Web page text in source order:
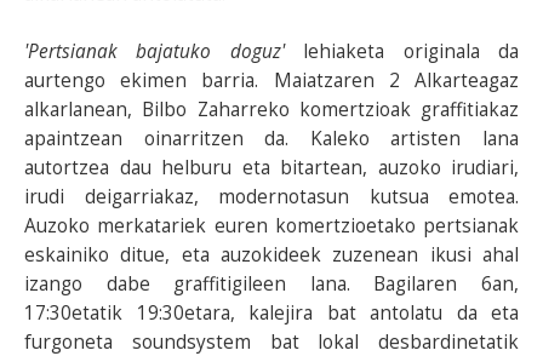
'Pertsianak bajatuko doguz'lehiaketa originala da
aurtengo ekimen barria. Maiatzaren 2 Alkarteagaz
alkarlanean, Bilbo Zaharreko komertzioak graffitiakaz
apaintzean oinarritzen da. Kaleko artisten lana
autortzea dau helburu eta bitartean, auzoko irudiari,
irudi deigarriakaz, modernotasun kutsua emotea.
Auzoko merkatariek euren komertzioetako pertsianak
eskainiko ditue, eta auzokideek zuzenean ikusi ahal
izango dabe graffitigileen lana. Bagilaren 6an,
17:30etatik 19:30etara, kalejira bat antolatu da eta
furgoneta soundsystem bat lokal desbardinetatik